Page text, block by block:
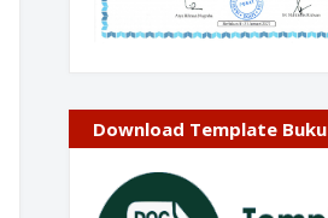
Download Template Buku